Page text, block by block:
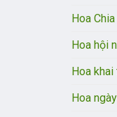
Hoa
Hoa hội
Hoa
Hoa